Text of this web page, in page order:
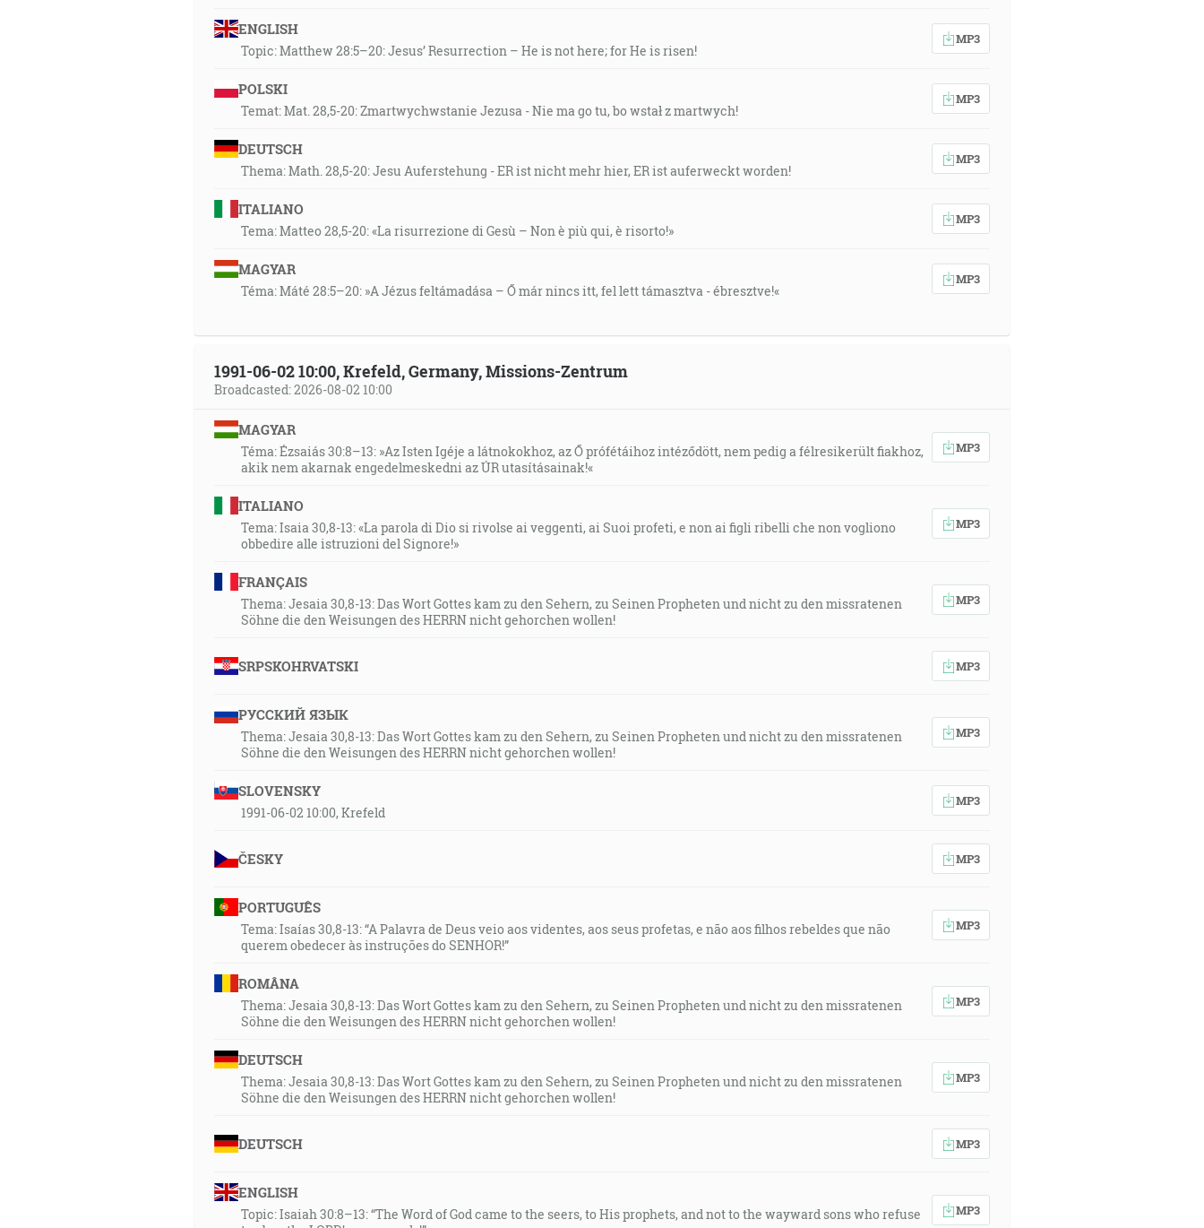
ENGLISH
Topic: Matthew 28:5–20: Jesus’ Resurrection – He is not here; for He is risen!
MP3
POLSKI
Temat: Mat. 28,5-20: Zmartwychwstanie Jezusa - Nie ma go tu, bo wstał z martwych!
MP3
DEUTSCH
Thema: Math. 28,5-20: Jesu Auferstehung - ER ist nicht mehr hier, ER ist auferweckt worden!
MP3
ITALIANO
Tema: Matteo 28,5-20: «La risurrezione di Gesù – Non è più qui, è risorto!»
MP3
MAGYAR
Téma: Máté 28:5–20: »A Jézus feltámadása – Ő már nincs itt, fel lett támasztva - ébresztve!«
MP3
1991-06-02 10:00, Krefeld, Germany, Missions-Zentrum
Broadcasted: 2026-08-02 10:00
MAGYAR
Téma: Ézsaiás 30:8–13: »Az Isten Igéje a látnokokhoz, az Ő prófétáihoz intéződött, nem pedig a félresikerült fiakhoz,
akik nem akarnak engedelmeskedni az ÚR utasításainak!«
MP3
ITALIANO
Tema: Isaia 30,8-13: «La parola di Dio si rivolse ai veggenti, ai Suoi profeti, e non ai figli ribelli che non vogliono
obbedire alle istruzioni del Signore!»
MP3
FRANÇAIS
Thema: Jesaia 30,8-13: Das Wort Gottes kam zu den Sehern, zu Seinen Propheten und nicht zu den missratenen
Söhne die den Weisungen des HERRN nicht gehorchen wollen!
MP3
SRPSKOHRVATSKI MP3
РУССКИЙ ЯЗЫК
Thema: Jesaia 30,8-13: Das Wort Gottes kam zu den Sehern, zu Seinen Propheten und nicht zu den missratenen
Söhne die den Weisungen des HERRN nicht gehorchen wollen!
MP3
SLOVENSKY
1991-06-02 10:00, Krefeld
MP3
ČESKY MP3
PORTUGUÊS
Tema: Isaías 30,8-13: “A Palavra de Deus veio aos videntes, aos seus profetas, e não aos filhos rebeldes que não
querem obedecer às instruções do SENHOR!”
MP3
ROMÂNA
Thema: Jesaia 30,8-13: Das Wort Gottes kam zu den Sehern, zu Seinen Propheten und nicht zu den missratenen
Söhne die den Weisungen des HERRN nicht gehorchen wollen!
MP3
DEUTSCH
Thema: Jesaia 30,8-13: Das Wort Gottes kam zu den Sehern, zu Seinen Propheten und nicht zu den missratenen
Söhne die den Weisungen des HERRN nicht gehorchen wollen!
MP3
DEUTSCH MP3
ENGLISH
Topic: Isaiah 30:8–13: “The Word of God came to the seers, to His prophets, and not to the wayward sons who refuse
MP3